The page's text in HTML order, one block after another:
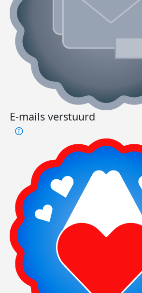
E-mails verstuurd